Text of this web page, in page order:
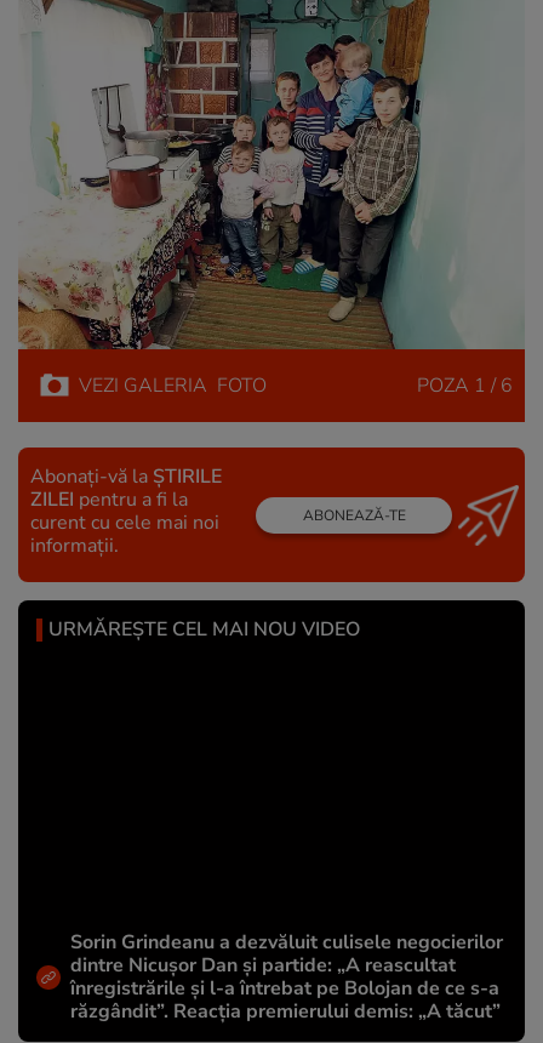
VEZI GALERIA FOTO POZA 1 / 6
Abonați-vă la ȘTIRILE
ZILEI pentru a fi la
curent cu cele mai noi
informații.
ABONEAZĂ-TE
URMĂREȘTE CEL MAI NOU VIDEO
Sorin Grindeanu a dezvăluit culisele negocierilor
dintre Nicușor Dan și partide: „A reascultat
înregistrările și l-a întrebat pe Bolojan de ce s-a
răzgândit”. Reacția premierului demis: „A tăcut”